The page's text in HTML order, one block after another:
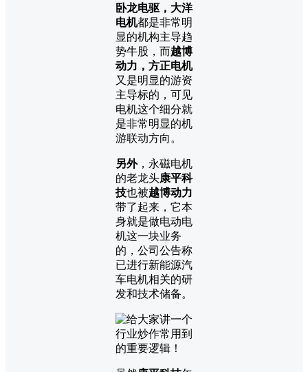
卧龙电驱，大洋
电机都是非常明
显的机构主导趋
势牛股，而越博
动力，方正电机
又是明显的游资
主导标的，可见
电机这个细分就
是非常明显的机
游联动方向。
另外，永磁电机
的老龙头康平科
技也被越博动力
带了起来，它本
身就是做电动电
机这一块业务
的，公司公告称
已进行新能源汽
车电机相关的研
发和技术储备。